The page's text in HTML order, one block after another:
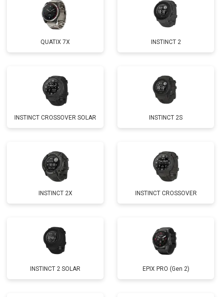
QUATIX 7X INSTINCT 2
INSTINCT CROSSOVER SOLAR INSTINCT 2S
INSTINCT 2X INSTINCT CROSSOVER
INSTINCT 2 SOLAR EPIX PRO (Gen 2)